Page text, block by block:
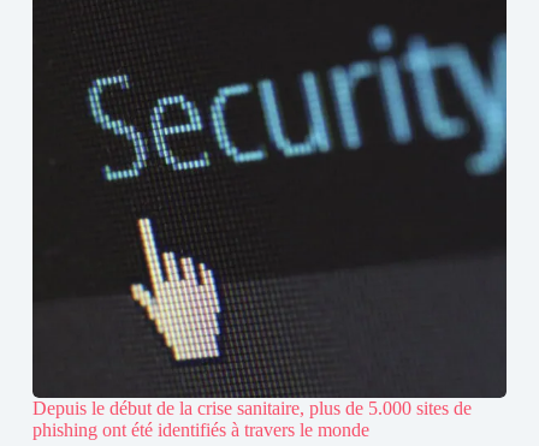
Depuis le début de la crise sanitaire, plus de 5.000 sites de
phishing ont été identifiés à travers le monde